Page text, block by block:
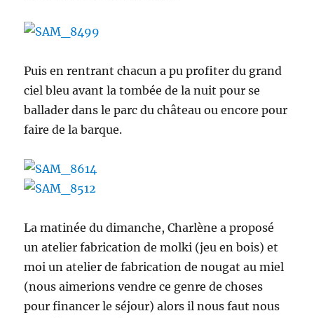
Puis en rentrant chacun a pu profiter du grand
ciel bleu avant la tombée de la nuit pour se
ballader dans le parc du château ou encore pour
faire de la barque.
La matinée du dimanche, Charlène a proposé
un atelier fabrication de molki (jeu en bois) et
moi un atelier de fabrication de nougat au miel
(nous aimerions vendre ce genre de choses
pour financer le séjour) alors il nous faut nous